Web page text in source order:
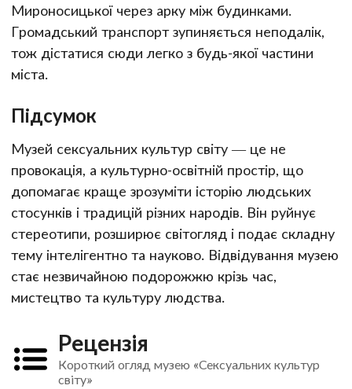
Мироносицької через арку між будинками.
Громадський транспорт зупиняється неподалік,
тож дістатися сюди легко з будь-якої частини
міста.
Підсумок
Музей сексуальних культур світу — це не
провокація, а культурно-освітній простір, що
допомагає краще зрозуміти історію людських
стосунків і традицій різних народів. Він руйнує
стереотипи, розширює світогляд і подає складну
тему інтелігентно та науково. Відвідування музею
стає незвичайною подорожжю крізь час,
мистецтво та культуру людства.
Рецензія
Короткий огляд музею «Сексуальних культур
світу»